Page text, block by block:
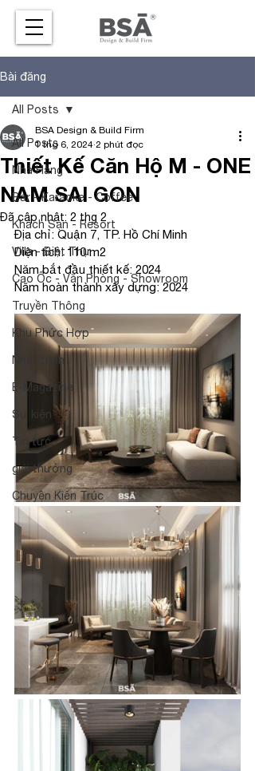
Bài đăng
All Posts
Nhà Hàng
Bar - Karaoke - Coffee
Khách Sạn - Resort
Villa - Biệt Thự
Cao Ốc - Văn Phòng - Showroom
Truyền Thông
Khu Phức Hợp
Nhật trình
E-Magazine
Sự kiện
Tin tức
giải thưởng
Chuyện Kiến Trúc
All Posts
Thiết Kế Căn Hộ M - ONE
NAM SAI GON
BSA Design & Build Firm
1 thg 6, 2024 2 phút đọc
Đã cập nhật: 2 thg 2
Địa chỉ: Quận 7, TP. Hồ Chí Minh
Diện tích: 110 m2
Năm bắt đầu thiết kế: 2024
Năm hoàn thành xây dựng: 2024